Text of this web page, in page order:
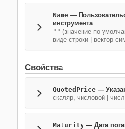
Name —
инструмента
"" (значение по
виде строки
вектор
Свойства
QuotedPrice —
скаляр, числовой
Maturity — Дата